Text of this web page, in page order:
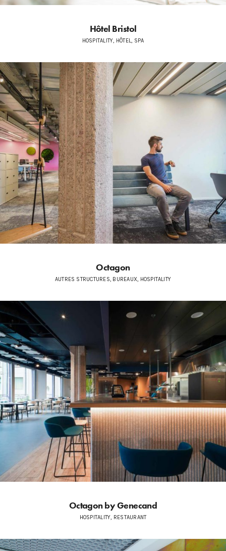
Hôtel Bristol
HOSPITALITY, HÔTEL, SPA
Octagon
AUTRES STRUCTURES, BUREAUX, HOSPITALITY
Octagon by Genecand
HOSPITALITY, RESTAURANT